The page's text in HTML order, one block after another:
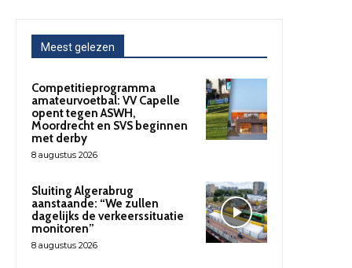
Meest gelezen
Competitieprogramma
amateurvoetbal: VV Capelle
opent tegen ASWH,
Moordrecht en SVS beginnen
met derby
8 augustus 2026
Sluiting Algerabrug
aanstaande: “We zullen
dagelijks de verkeerssituatie
monitoren”
8 augustus 2026